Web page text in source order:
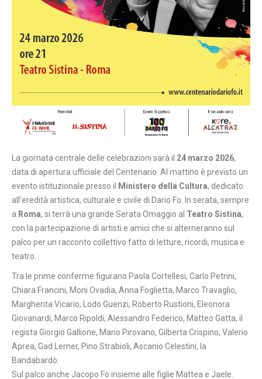
La giornata centrale delle celebrazioni sarà il 24 marzo 2026,
data di apertura ufficiale del Centenario. Al mattino è previsto un
evento istituzionale presso il
Ministero della Cultura, dedicato
all’eredità artistica, culturale e civile di Dario Fo. In serata, sempre
a Roma, si terrà una grande Serata Omaggio al Teatro Sistina,
con la partecipazione di artisti e amici che si alterneranno sul
palco per un racconto collettivo fatto di letture, ricordi, musica e
teatro.
Tra le prime conferme figurano Paola Cortellesi, Carlo Petrini,
Chiara Francini, Moni Ovadia, Anna Foglietta, Marco Travaglio,
Margherita Vicario, Lodo Guenzi, Roberto Rustioni, Eleonora
Giovanardi, Marco Ripoldi, Alessandro Federico, Matteo Gatta, il
regista Giorgio Gallione, Mario Pirovano, Gilberta Crispino, Valerio
Aprea, Gad Lerner, Pino Strabioli, Ascanio Celestini, la
Bandabardò.
Sul palco anche Jacopo Fo insieme alle figlie Mattea e Jaele.